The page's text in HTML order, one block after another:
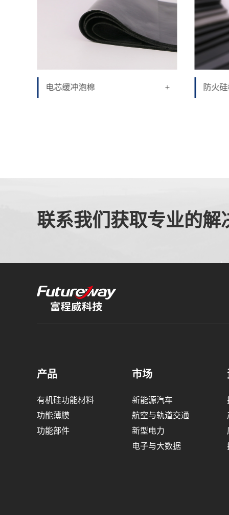
电芯缓冲泡棉 + 防火
联系我们获取专业的解
产品
有机硅功能材料
功能薄膜
功能部件
市场
新能源汽车
航空与轨道交通
新型电力
电子与大数据